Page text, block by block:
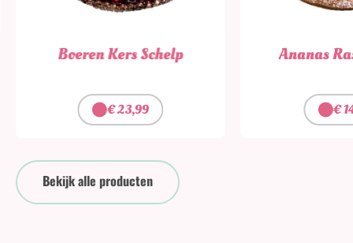
Boeren Kers Schelp
€23,99
Ananas
€
Bekijk alle producten